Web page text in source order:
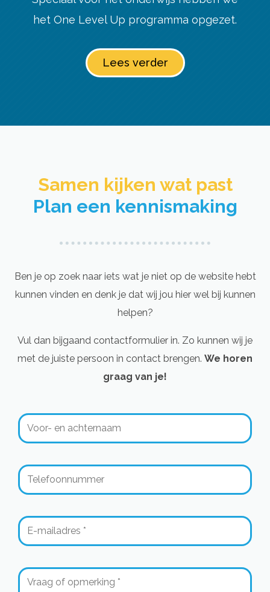
het One Level Up programma opgezet.
Lees verder
Samen kijken wat past​
Plan een kennismaking
Ben je op zoek naar iets wat je niet op de website hebt
kunnen vinden en denk je dat wij jou hier wel bij kunnen
helpen?
Vul dan bijgaand contactformulier in. Zo kunnen wij je
met de juiste persoon in contact brengen. We horen
graag van je!